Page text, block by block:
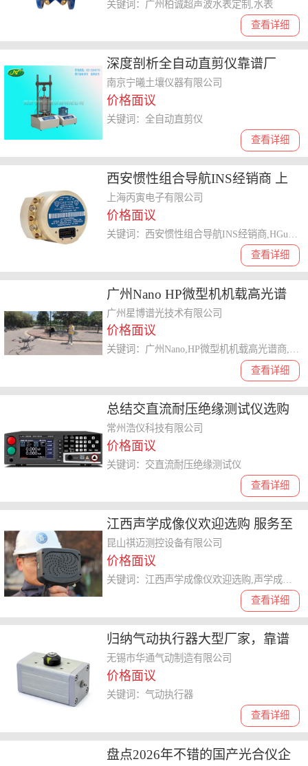
查看详细
关键词：广州柏诚超声波水表定制,水表
深度剖析全自动直剪仪靠谱厂
家，教你如何选择性价比高的服
务商家
南京宁曦土壤仪器有限公司
价格面议
查看详细
关键词：全自动直剪仪
西安惯性组合导航INS经销商 上
海市丙寅电子供应
上海丙寅电子有限公司
价格面议
查看详细
关键词：西安惯性组合导航INS经销商,HGuide惯性导航系统
广州Nano HP微型机机载高光谱
供应商 广州星博谱光技术供应
广州星博谱光技术有限公司
价格面议
查看详细
关键词：广州Nano,HP微型机机载高光谱商,机载高光谱
总结交直流耐压绝缘测试仪选购
要点，制造企业哪个口碑好
常州浩仪科技有限公司
价格面议
查看详细
关键词：交直流耐压绝缘测试仪
江西声学成像仪欢迎选购 服务至
上 昆山祺迈测控设备供应
昆山祺迈测控设备有限公司
价格面议
查看详细
归纳气动执行器大型厂家，靠谱
的怎么选
‌无锡市华通气动制造有限公司
价格面议
查看详细
关键词：气动执行器
盘点2026年不错的国产光合仪企